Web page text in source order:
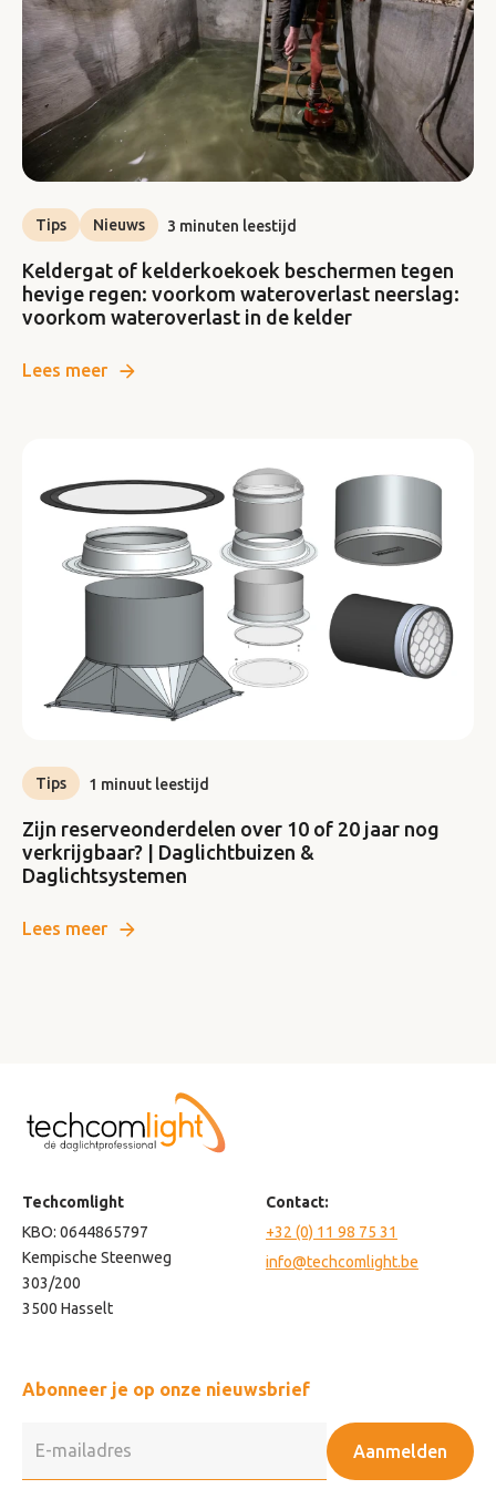
Tips Nieuws 3 minuten leestijd
Keldergat of kelderkoekoek beschermen tegen
hevige regen: voorkom wateroverlast neerslag:
voorkom wateroverlast in de kelder
Lees meer
Tips 1 minuut leestijd
Zijn reserveonderdelen over 10 of 20 jaar nog
verkrijgbaar? | Daglichtbuizen &
Daglichtsystemen
Lees meer
Techcomlight
KBO: 0644865797
Kempische Steenweg
303/200
3500 Hasselt
Contact:
+32 (0) 11 98 75 31
info@techcomlight.be
Abonneer je op onze nieuwsbrief
Aanmelden